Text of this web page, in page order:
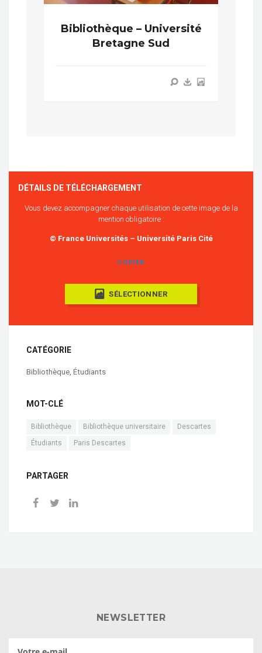
Bibliothèque – Université
Bretagne Sud
DÉTAILS DE TÉLÉCHARGEMENT
Vous devez accompagner chaque utilisation de cette image de la
mention obligatoire :
© France Universités – Université Paris Cité
COPIER
SÉLECTIONNER
CATÉGORIE
Bibliothèque, Étudiants
MOT-CLÉ
Bibliothèque Bibliothèque universitaire
Descartes
Étudiants
Paris Descartes
PARTAGER
NEWSLETTER